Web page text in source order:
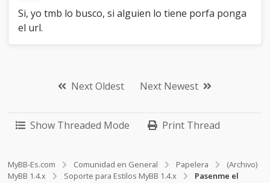
Si, yo tmb lo busco, si alguien lo tiene porfa ponga
el url.
Next Oldest Next Newest
Show Threaded Mode Print Thread
MyBB-Es.com Comunidad en General Papelera
(Archivo)
MyBB 1.4.x
Soporte para Estilos MyBB 1.4.x
Pasenme el